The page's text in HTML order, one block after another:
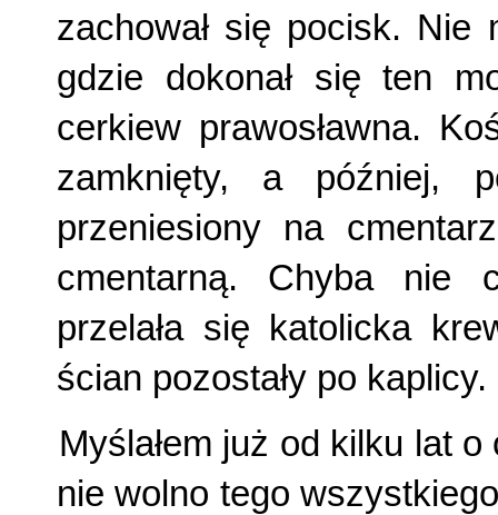
zachował się pocisk. Nie
gdzie dokonał się ten
cerkiew prawosławna.
zamknięty, a później,
przeniesiony na
cmentarną. Chyba nie
przelała się katolicka
ścian pozostały po kaplicy.
Myślałem już od kilku lat
nie wolno tego